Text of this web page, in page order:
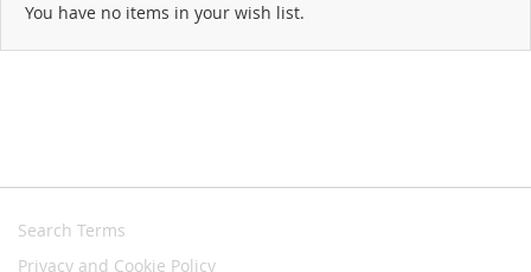
You have no items in your wish list.
Search Terms
Privacy and Cookie Policy